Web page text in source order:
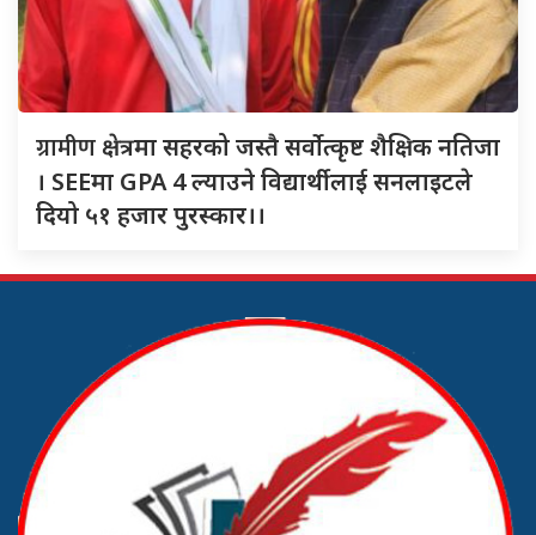
ग्रामीण क्षेत्रमा सहरको जस्तै सर्वोत्कृष्ट शैक्षिक नतिजा
। SEEमा GPA 4 ल्याउने विद्यार्थीलाई सनलाइटले
दियो ५१ हजार पुरस्कार।।